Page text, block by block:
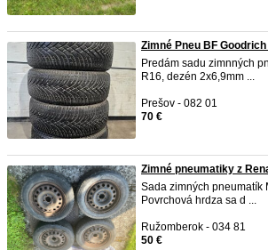
Zimné Pneu BF Goodrich
Predám sadu zimnných
R16, dezén 2x6,9mm ...
Prešov - 082 01
70 €
Zimné pneumatiky z
Sada zimných pneumatík
Povrchová hrdza sa d ...
Ružomberok - 034 81
50 €